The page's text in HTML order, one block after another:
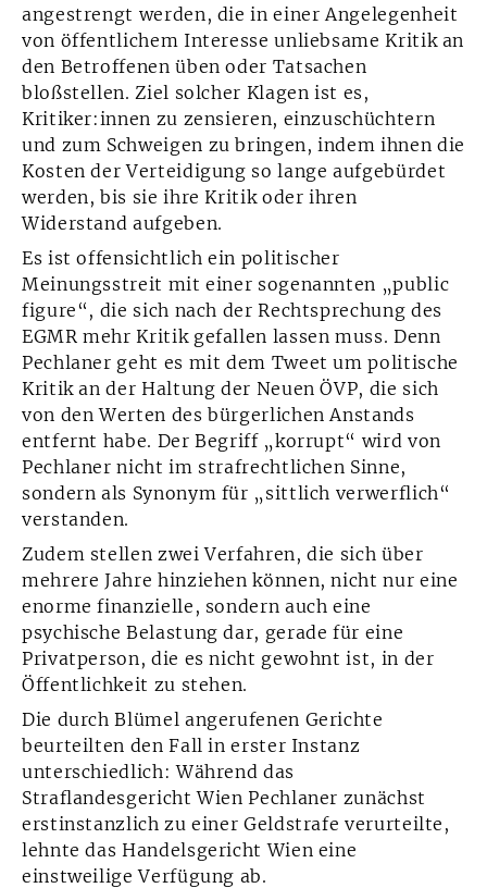
angestrengt werden, die in einer Angelegenheit
von öffentlichem Interesse unliebsame Kritik an
den Betroffenen üben oder Tatsachen
bloßstellen. Ziel solcher Klagen ist es,
Kritiker:innen zu zensieren, einzuschüchtern
und zum Schweigen zu bringen, indem ihnen die
Kosten der Verteidigung so lange aufgebürdet
werden, bis sie ihre Kritik oder ihren
Widerstand aufgeben.
Es ist offensichtlich ein politischer
Meinungsstreit mit einer sogenannten „public
figure“, die sich nach der Rechtsprechung des
EGMR mehr Kritik gefallen lassen muss. Denn
Pechlaner geht es mit dem Tweet um politische
Kritik an der Haltung der Neuen ÖVP, die sich
von den Werten des bürgerlichen Anstands
entfernt habe. Der Begriff „korrupt“ wird von
Pechlaner nicht im strafrechtlichen Sinne,
sondern als Synonym für „sittlich verwerflich“
verstanden.
Zudem stellen zwei Verfahren, die sich über
mehrere Jahre hinziehen können, nicht nur eine
enorme finanzielle, sondern auch eine
psychische Belastung dar, gerade für eine
Privatperson, die es nicht gewohnt ist, in der
Öffentlichkeit zu stehen.
Die durch Blümel angerufenen Gerichte
beurteilten den Fall in erster Instanz
unterschiedlich: Während das
Straflandesgericht Wien Pechlaner zunächst
erstinstanzlich zu einer Geldstrafe verurteilte,
lehnte das Handelsgericht Wien eine
einstweilige Verfügung ab.